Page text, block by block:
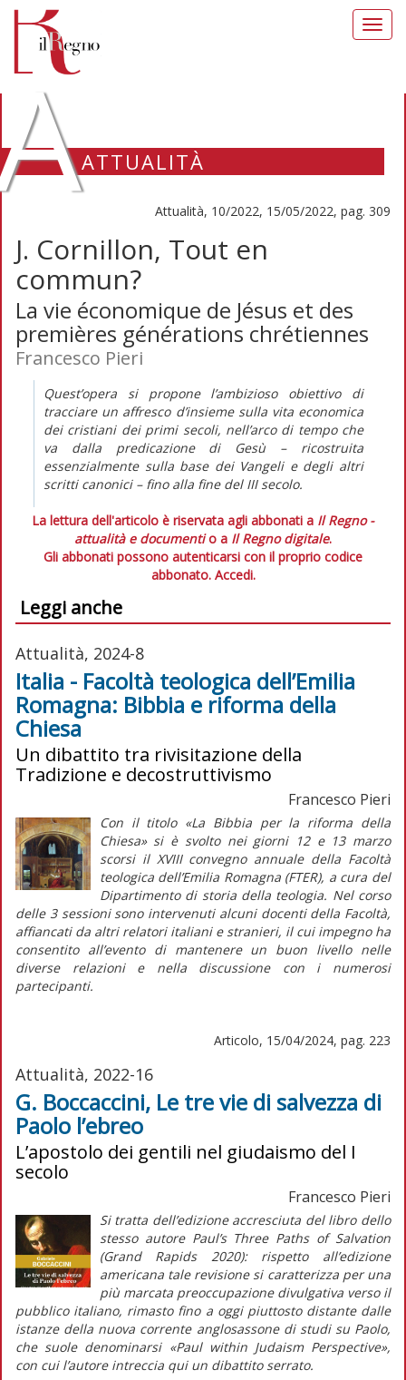
ATTUALITÀ
Attualità, 10/2022, 15/05/2022, pag. 309
J. Cornillon, Tout en
commun?
La vie économique de Jésus et des
premières générations chrétiennes
Francesco Pieri
Quest’opera si propone l’ambizioso obiettivo di
tracciare un affresco d’insieme sulla vita economica
dei cristiani dei primi secoli, nell’arco di tempo che
va dalla predicazione di Gesù – ricostruita
essenzialmente sulla base dei Vangeli e degli altri
scritti canonici – fino alla fine del III secolo.
La lettura dell'articolo è riservata agli abbonati a Il Regno -
attualità e documentio a Il Regno digitale.
Gli abbonati possono autenticarsi con il proprio codice
abbonato. Accedi.
Leggi anche
Attualità, 2024-8
Italia - Facoltà teologica dell’Emilia
Romagna: Bibbia e riforma della
Chiesa
Un dibattito tra rivisitazione della
Tradizione e decostruttivismo
Francesco Pieri
Con il titolo «La Bibbia per la riforma della
Chiesa» si è svolto nei giorni 12 e 13 marzo
scorsi il XVIII convegno annuale della Facoltà
teologica dell’Emilia Romagna (FTER), a cura del
Dipartimento di storia della teologia. Nel corso
delle 3 sessioni sono intervenuti alcuni docenti della Facoltà,
affiancati da altri relatori italiani e stranieri, il cui impegno ha
consentito all’evento di mantenere un buon livello nelle
diverse relazioni e nella discussione con i numerosi
partecipanti.
Articolo, 15/04/2024, pag. 223
Attualità, 2022-16
G. Boccaccini, Le tre vie di salvezza di
Paolo l’ebreo
L’apostolo dei gentili nel giudaismo del I
secolo
Francesco Pieri
Si tratta dell’edizione accresciuta del libro dello
stesso autore Paul’s Three Paths of Salvation
(Grand Rapids 2020): rispetto all’edizione
americana tale revisione si caratterizza per una
più marcata preoccupazione divulgativa verso il
pubblico italiano, rimasto fino a oggi piuttosto distante dalle
istanze della nuova corrente anglosassone di studi su Paolo,
che suole denominarsi «Paul within Judaism Perspective»,
con cui l’autore intreccia qui un dibattito serrato.